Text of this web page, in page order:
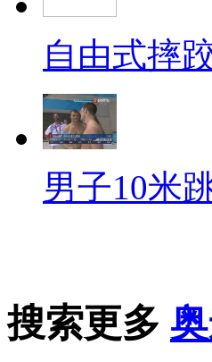
自由式摔
男子10米
搜索更多